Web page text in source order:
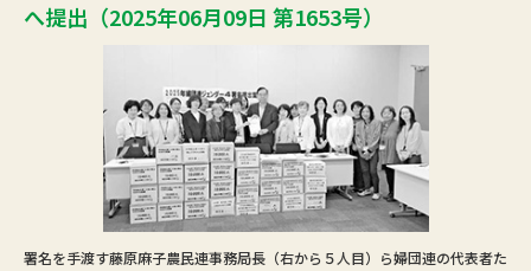
へ提出（2025年06月09日 第1653号）
署名を手渡す藤原麻子農民連事務局長（右から５人目）ら婦団連の代表者た